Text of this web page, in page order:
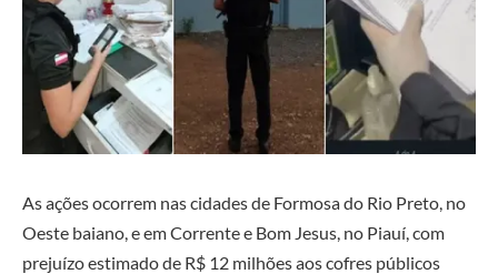
As ações ocorrem nas cidades de Formosa do Rio Preto, no
Oeste baiano, e em Corrente e Bom Jesus, no Piauí, com
prejuízo estimado de R$ 12 milhões aos cofres públicos